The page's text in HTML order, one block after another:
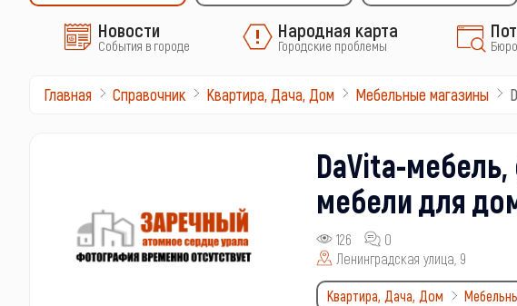
Новости
События в городе
Народная карта
Городские проблемы
Главная Справочник Квартира, Дача, Дом Мебельные магазины
DaVita-
мебели для
126
0
Ленинградская улица, 9
Квартира, Дача, Дом